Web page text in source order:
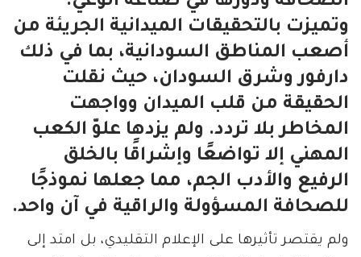
وتميزت بالتحقيقات الميدانية الجريئة من
أصعب المناطق السودانية، بما في ذلك
دارفور وشرق السودان، حيث نقلت
الحقيقة من قلب الميدان وواجهت
المخاطر بلا تردد. ولم يزدها علوّ الكعب
المهني إلا تواضعًا وإشراقًا بالخلق
الرفيع والأدب الجم، مما جعلها نموذجًا
للصحافة المسؤولة والراقية في آن واحد.
ولم يقتصر تأثيرها على الإعلام التقليدي، بل امتد إلى